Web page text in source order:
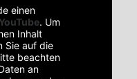
einen
YouTube. Um
Inhalt
Sie auf die
beachten
an